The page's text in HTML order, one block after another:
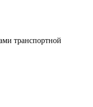
транспортной